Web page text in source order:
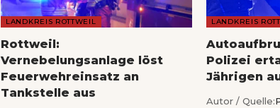
LANDKREIS ROTTWEIL
Rottweil:
Vernebelungsanlage löst
Feuerwehreinsatz an
Tankstelle aus
LANDKREIS
Polizei
Jährigen
Autor / Quelle: